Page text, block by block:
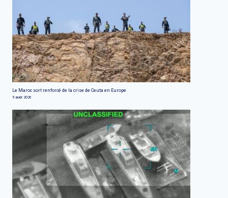
Le Maroc sort renforcé de la crise de Ceuta en Europe
5 août 2026